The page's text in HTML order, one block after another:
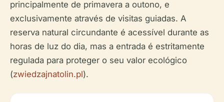
principalmente de primavera a outono, e
exclusivamente através de visitas guiadas. A
reserva natural circundante é acessível durante as
horas de luz do dia, mas a entrada é estritamente
regulada para proteger o seu valor ecológico
(zwiedzajnatolin.pl).